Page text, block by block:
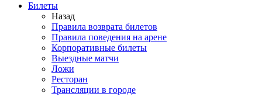
Билеты
Назад
Правила возврата билетов
Правила поведения на арене
Корпоративные билеты
Выездные матчи
Ложи
Ресторан
Трансляции в городе